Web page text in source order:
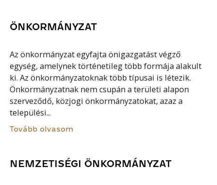
ÖNKORMÁNYZAT
Az önkormányzat egyfajta önigazgatást végző
egység, amelynek történetileg több formája alakult
ki. Az önkormányzatoknak több típusai is létezik.
Önkormányzatnak nem csupán a területi alapon
szerveződő, közjogi önkormányzatokat, azaz a
települési...
Tovább olvasom
NEMZETISÉGI ÖNKORMÁNYZAT